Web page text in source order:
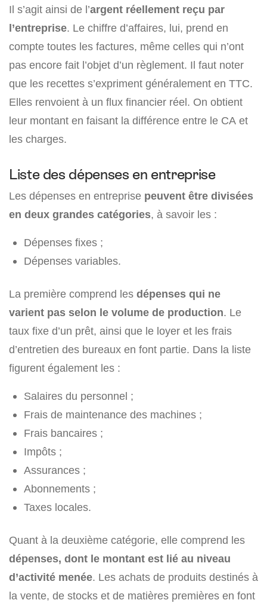
Il s’agit ainsi de l’argent réellement reçu par
l’entreprise. Le chiffre d’affaires, lui, prend en
compte toutes les factures, même celles qui n’ont
pas encore fait l’objet d’un règlement. Il faut noter
que les recettes s’expriment généralement en TTC.
Elles renvoient à un flux financier réel. On obtient
leur montant en faisant la différence entre le CA et
les charges.
Liste des dépenses en entreprise
Les dépenses en entreprise peuvent être divisées
en deux grandes catégories, à savoir les :
Dépenses fixes ;
Dépenses variables.
La première comprend les dépenses qui ne
varient pas selon le volume de production. Le
taux fixe d’un prêt, ainsi que le loyer et les frais
d’entretien des bureaux en font partie. Dans la liste
figurent également les :
Salaires du personnel ;
Frais de maintenance des machines ;
Frais bancaires ;
Impôts ;
Assurances ;
Abonnements ;
Taxes locales.
Quant à la deuxième catégorie, elle comprend les
dépenses, dont le montant est lié au niveau
d’activité menée. Les achats de produits destinés à
la vente, de stocks et de matières premières en font